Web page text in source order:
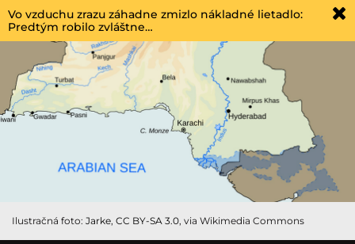
Vo vzduchu zrazu záhadne zmizlo nákladné lietadlo:
Predtým robilo zvláštne…
Ilustračná foto: Jarke, CC BY-SA 3.0, via Wikimedia Commons